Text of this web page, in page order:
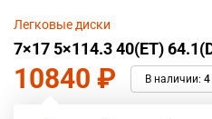
Легковые диски
7×17 5×114.3 40(ET)
10840 ₽ В наличии: